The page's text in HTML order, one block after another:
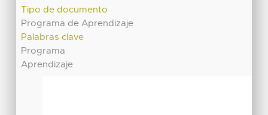
Tipo de documento
Programa de Aprendizaje
Palabras clave
Programa
Aprendizaje